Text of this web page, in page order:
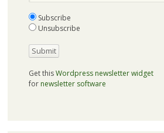
Subscribe
Unsubscribe
Get thisWordpress newsletter widget
for newsletter software